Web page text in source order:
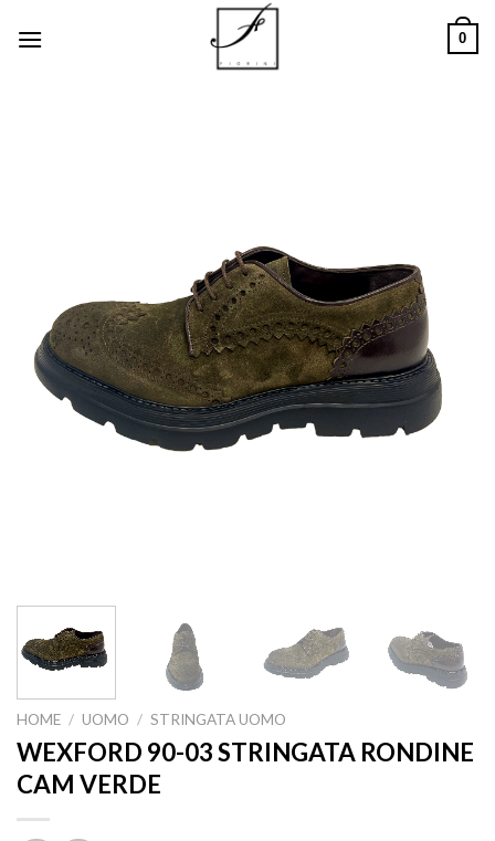
0
HOME / UOMO / STRINGATA UOMO
WEXFORD 90-03 STRINGATA RONDINE
CAM VERDE